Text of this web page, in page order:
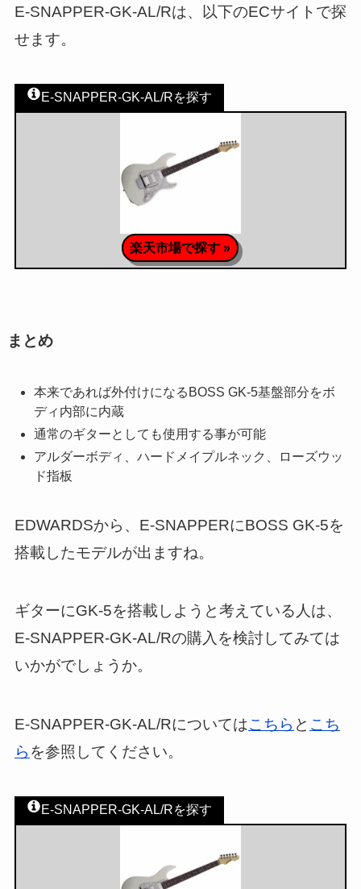
E-SNAPPER-GK-AL/Rは、以下のECサイトで探
せます。
E-SNAPPER-GK-AL/Rを探す
楽天市場で探す »
まとめ
本来であれば外付けになるBOSS GK-5基盤部分をボ
ディ内部に内蔵
通常のギターとしても使用する事が可能
アルダーボディ、ハードメイプルネック、ローズウッ
ド指板
EDWARDSから、E-SNAPPERにBOSS GK-5を
搭載したモデルが出ますね。
ギターにGK-5を搭載しようと考えている人は、
E-SNAPPER-GK-AL/Rの購入を検討してみては
いかがでしょうか。
E-SNAPPER-GK-AL/Rについてはこちら と こち
ら を参照してください。
E-SNAPPER-GK-AL/Rを探す